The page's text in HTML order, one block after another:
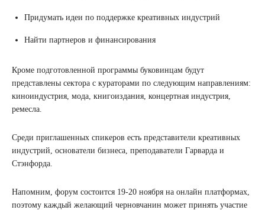
Придумать идеи по поддержке креативных индустрий
Найти партнеров и финансирования
Кроме подготовленной программы буковинцам будут
представлены сектора с кураторами по следующим направлениям:
киноиндустрия, мода, книгоиздания, концертная индустрия,
ремесла.
Среди приглашенных спикеров есть представители креативных
индустрий, основатели бизнеса, преподаватели Гарварда и
Стэнфорда.
Напомним, форум состоится 19-20 ноября на онлайн платформах,
поэтому каждый желающий черновчанин может принять участие